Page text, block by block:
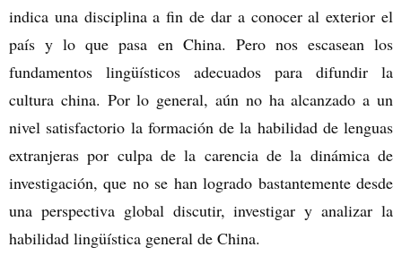
indica una disciplina a fin de dar a conocer al exterior el
país y lo que pasa en China. Pero nos escasean los
fundamentos lingüísticos adecuados para difundir la
cultura china. Por lo general, aún no ha alcanzado a un
nivel satisfactorio la formación de la habilidad de lenguas
extranjeras por culpa de la carencia de la dinámica de
investigación, que no se han logrado bastantemente desde
una perspectiva global discutir, investigar y analizar la
habilidad lingüística general de China.